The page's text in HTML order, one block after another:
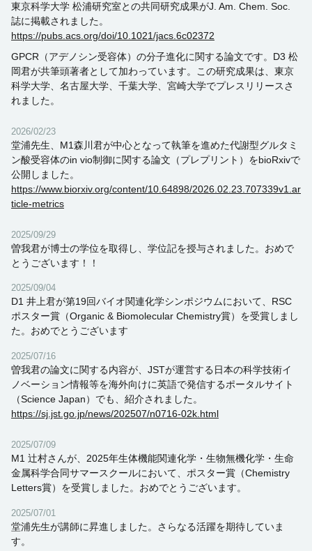
東京科学大学 松浦研究室との共同研究成果がJ. Am. Chem. Soc.
誌に掲載されました。
https://pubs.acs.org/doi/10.1021/jacs.6c02372
GPCR（アデノシン受容体）の分子進化に関する論文です。D3 松
岡君が共筆頭著者として加わっています。この研究成果は、東京
科学大学、名古屋大学、千葉大学、宮崎大学でプレスリリースさ
れました。
2026/02/23
堂浦先生、M1森川君が中心となって執筆を進めた代謝型グルタミ
ン酸受容体のin vio制御に関する論文（プレプリント）をbioRxivで
公開しました。
https://www.biorxiv.org/content/10.64898/2026.02.23.707339v1.ar
ticle-metrics
2025/09/29
曽我君が博士の学位を取得し、学位記を授与されました。おめで
とうございます！！
2025/09/04
D1 井上君が第19回バイオ関連化学シンポジウムにおいて、RSC
ポスター賞（Organic & Biomolecular Chemistry賞）を受賞しまし
た。おめでとうございます
2025/07/16
曽我君の論文に関する内容が、JSTが運営する日本の科学技術イ
ノベーション情報等を海外向けに英語で発信するポータルサイト
（Science Japan）でも、紹介されました。
https://sj.jst.go.jp/news/202507/n0716-02k.html
2025/07/09
M1 辻村さんが、2025年生体機能関連化学・生物無機化学・生命
金属科学合同サマースクールにおいて、ポスター賞（Chemistry
Letters賞）を受賞しました。おめでとうございます。
2025/07/01
堂浦先生が講師に昇進しました。さらなる活躍を期待していま
す。